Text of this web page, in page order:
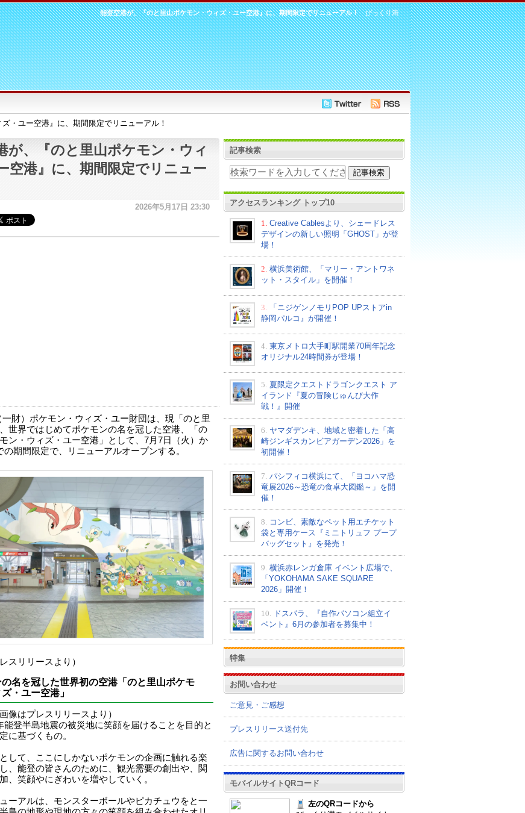
びっくり満
能登空港が、『のと里山ポケモン・ウィズ・ユー空港』に、期間限定でリニューアル！
・ユー空港』に、期間限定でリニューアル！
が、『のと里山ポケモン・ウィ
空港』に、期間限定でリニュー
2026年5月17日 23:30
財）ポケモン・ウィズ・ユー財団は、現「のと里
世界ではじめてポケモンの名を冠した空港、「の
ン・ウィズ・ユー空港」として、7月7日（火）か
の期間限定で、リニューアルオープンする。
スリリースより）
名を冠した世界初の空港「のと里山ポケモ
・ユー空港」
像はプレスリリースより）
能登半島地震の被災地に笑顔を届けることを目的と
に基づくもの。
して、ここにしかないポケモンの企画に触れる楽
、能登の皆さんのために、観光需要の創出や、関
、笑顔やにぎわいを増やしていく。
ーアルは、モンスターボールやピカチュウをと一
記事検索
アクセスランキング トップ10
1.
Creative Cablesより、シェードレス
デザインの新しい照明「GHOST」が登
場！
2. 横浜美術館、「マリー・アントワネ
ット・スタイル」を開催！
3.
「ニジゲンノモリPOP UPストアin
静岡パルコ』が開催！
4. 東京メトロ大手町駅開業70周年記念
オリジナル24時間券が登場！
5. 夏限定クエストドラゴンクエスト ア
イランド『夏の冒険じゅんび大作
戦！』開催
6. ヤマダデンキ、地域と密着した「高
崎ジンギスカンビアガーデン2026」を
初開催！
7. パシフィコ横浜にて、「ヨコハマ恐
竜展2026～恐竜の食卓大図鑑～」を開
催！
8.
コンビ、素敵なペット用エチケット
袋と専用ケース『ミニトリュフ プープ
バッグセット』を発売！
9. 横浜赤レンガ倉庫 イベント広場で、
「YOKOHAMA SAKE SQUARE
2026」開催！
10.
ドスパラ、『自作パソコン組立イ
ベント』6月の参加者を募集中！
特集
お問い合わせ
ご意見・ご感想
プレスリリース送付先
広告に関するお問い合わせ
モバイルサイトQRコード
左のQRコードから